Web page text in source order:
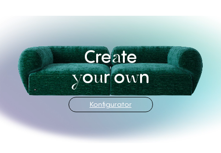
Create
your own
Konfigurator